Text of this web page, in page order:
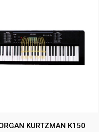
KURTZMAN K150